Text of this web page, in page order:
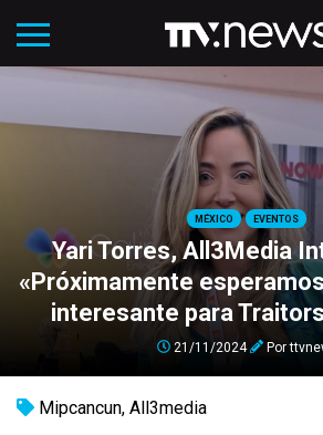
MÉXICO EVENTOS
Yari Torres, All3Media
«Próximamente
interesante para
21/11/2024 Por
Mipcancun, All3media